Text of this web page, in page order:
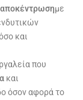
αποκέντρωσημε
και
που
και
όσον αφορά το